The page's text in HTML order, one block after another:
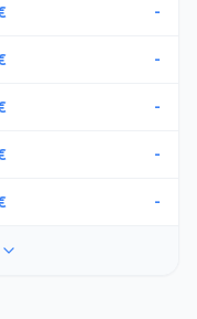
-
-
-
-
-